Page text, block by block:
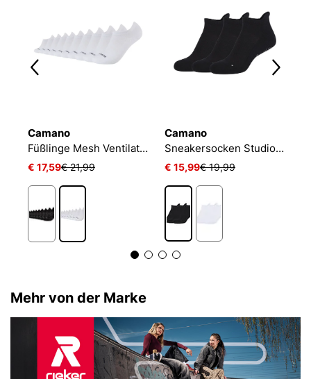
Camano
Füßlinge Mesh Ventilation
€ 17,59€ 21,99
Camano
Sneakersocken Studio-Line Pilates und Yoga
€ 15,99€ 19,99
Mehr von der Marke